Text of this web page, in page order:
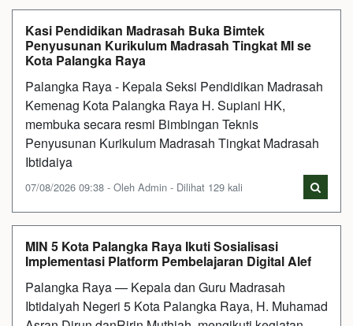
Kasi Pendidikan Madrasah Buka Bimtek
Penyusunan Kurikulum Madrasah Tingkat MI se
Kota Palangka Raya
Palangka Raya - Kepala Seksi Pendidikan Madrasah
Kemenag Kota Palangka Raya H. Supiani HK,
membuka secara resmi Bimbingan Teknis
Penyusunan Kurikulum Madrasah Tingkat Madrasah
Ibtidaiya
07/08/2026 09:38 - Oleh Admin - Dilihat 129 kali
MIN 5 Kota Palangka Raya Ikuti Sosialisasi
Implementasi Platform Pembelajaran Digital Alef
Palangka Raya — Kepala dan Guru Madrasah
Ibtidaiyah Negeri 5 Kota Palangka Raya, H. Muhamad